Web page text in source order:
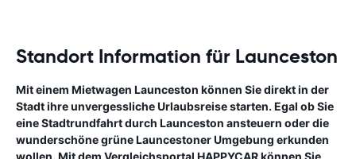
Standort Information für Launceston
Mit einem Mietwagen Launceston können Sie direkt in der
Stadt ihre unvergessliche Urlaubsreise starten. Egal ob Sie
eine Stadtrundfahrt durch Launceston ansteuern oder die
wunderschöne grüne Launcestoner Umgebung erkunden